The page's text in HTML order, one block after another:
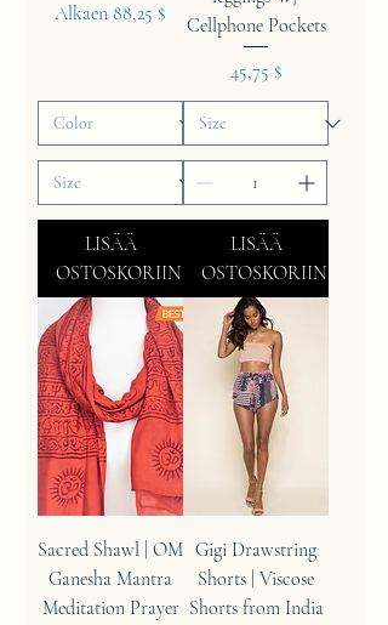
Alkaen 88,25 $
Alehinta
LISÄÄ
OSTOSKORIIN
Cellphone Pockets
Hinta
45,75 $
LISÄÄ
OSTOSKORIIN
Sacred Shawl | OM
Ganesha Mantra
Meditation Prayer
Gigi Drawstring
Shorts | Viscose
Shorts from India